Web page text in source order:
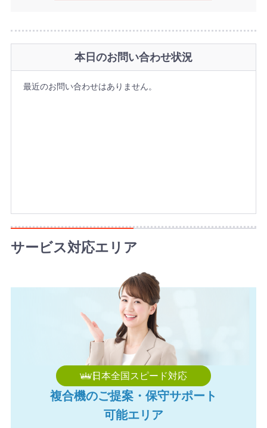
本日のお問い合わせ状況
最近のお問い合わせはありません。
サービス対応エリア
日本全国スピード対応
複合機のご提案・保守サポート
可能エリア